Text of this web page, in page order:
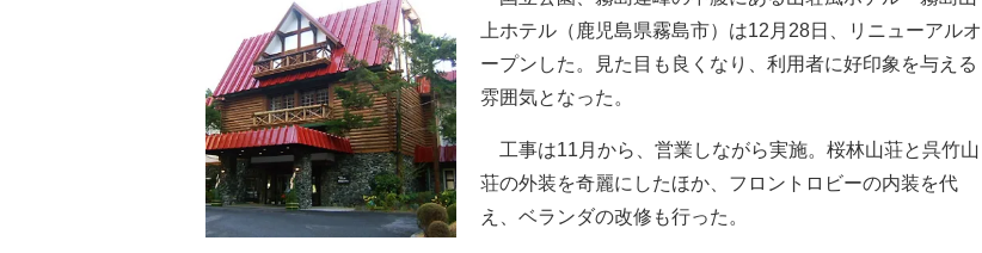
上ホテル（鹿児島県霧島市）は12月28日、リニューアルオ
ープンした。見た目も良くなり、利用者に好印象を与える
雰囲気となった。
工事は11月から、営業しながら実施。桜林山荘と呉竹山
荘の外装を奇麗にしたほか、フロントロビーの内装を代
え、ベランダの改修も行った。